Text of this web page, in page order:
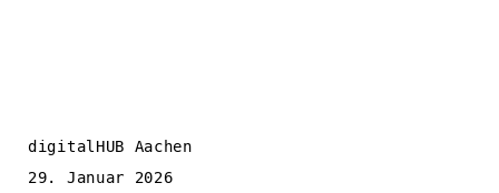
digitalHUB Aachen
29. Januar 2026